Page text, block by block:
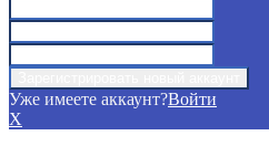
Уже имеете аккаунт?Войти
X